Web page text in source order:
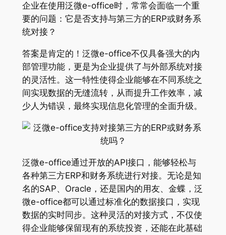
企业在使用泛微e-office时，常常会面临一个重
要的问题：它是否支持与第三方的ERP或财务系
统对接？
答案是肯定的！泛微e-office不仅具备强大的内
部管理功能，更是为企业提供了与外部系统对接
的灵活性。这一特性使得企业能够在不同系统之
间实现数据的无缝流转，从而提升工作效率，减
少人为错误，最终实现信息化管理的全面升级。
泛微e-office通过开放的API接口，能够轻松与
各种第三方ERP和财务系统进行对接。无论是知
名的SAP、Oracle，还是国内的用友、金蝶，泛
微e-office都可以通过标准化的数据接口，实现
数据的实时同步。这种灵活的对接方式，不仅使
得企业能够保留现有的系统投资，还能在此基础